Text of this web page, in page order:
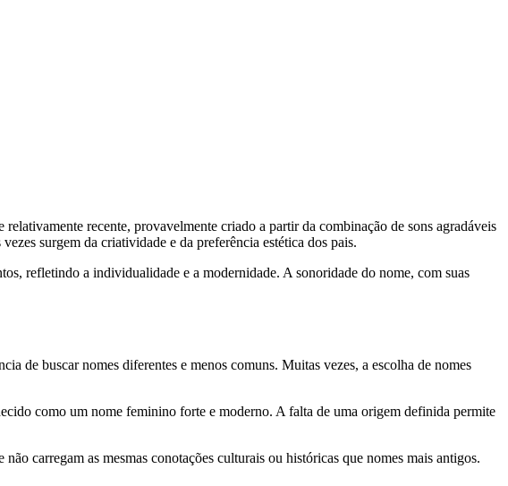
recente, provavelmente criado a partir da combinação de sons agradáveis
surgem da criatividade e da preferência estética dos pais.
refletindo a individualidade e a modernidade. A sonoridade do nome, com suas
de buscar nomes diferentes e menos comuns. Muitas vezes, a escolha de nomes
como um nome feminino forte e moderno. A falta de uma origem definida permite
carregam as mesmas conotações culturais ou históricas que nomes mais antigos.